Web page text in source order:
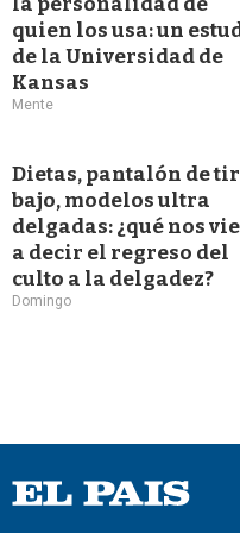
quien los usa: un
de la Universidad de
Kansas
Mente
Dietas, pantalón de
bajo, modelos ultra
delgadas: ¿qué nos
a decir el regreso del
culto a la delgadez?
Domingo